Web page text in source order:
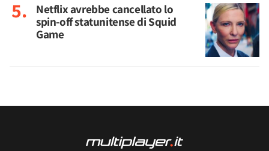
Netflix avrebbe cancellato lo
spin-off statunitense di Squid
Game